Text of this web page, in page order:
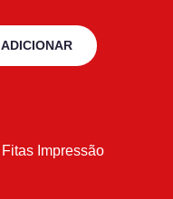
ADICIONAR
Fitas Impressão